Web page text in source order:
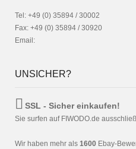
Tel: +49 (0) 35894 / 30002
Fax: +49 (0) 35894 / 30920
Email:
UNSICHER?
SSL - Sicher einkaufen!
Sie surfen auf FIWODO.de
Wir haben mehr als 1600 Ebay-